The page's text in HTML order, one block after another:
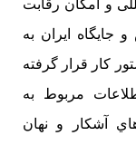
و امکان رقابت
جایگاه ایران به
کار قرار گرفته
مربوط به
آشكار و نهان